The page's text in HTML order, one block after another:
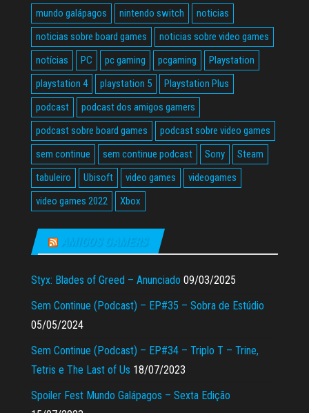
mundo galápagos
nintendo switch
noticias
noticias sobre board games
noticias sobre video games
notícias
PC pc gaming pcgaming
Playstation
playstation 4
playstation 5
Playstation Plus
podcast
podcast dos amigos gamers
podcast sobre board games
podcast sobre video games
sem continue
sem continue podcast Sony
Steam
tabuleiro
Ubisoft video games
videogames
video games 2022
Xbox
AMIGOS GAMERS
Styx: Blades of Greed – Anunciado 09/03/2025
Sem Continue (Podcast) – EP#35 – Sobra de Estúdio
05/05/2024
Sem Continue (Podcast) – EP#34 – Triplo T – Trine,
Tetris e The Last of Us 18/07/2023
Spoiler Fest Mundo Galápagos – Sexta Edição